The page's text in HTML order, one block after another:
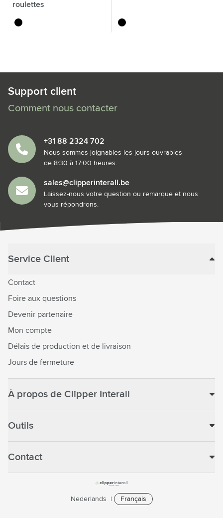
roulettes
noir noir
Support client
Comment nous contacter
+31 88 2324 702
Nous sommes joignables les jours ouvrables
de 8:30 à 17:00 heures.
sales@clipperinterall.be
Laissez-nous votre question ou remarque et nous
vous répondrons.
Service Client
Contact
Foire aux questions
Devenir partenaire
Mon compte
Délais de production et de livraison
Jours de fermeture
À propos de Clipper Interall
Outils
Contact
Nederlands Français